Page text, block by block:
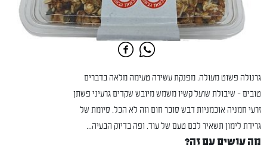
גרנולה פשוט מעולה. מפנקת עשירה טעימה מלאה בדברים
טובים - שיבולת שועל קשיו משמש מיובש שקדים גרעיני פשתן
זרעי חמניה אוכמניות דבש סוכר חום וזה לא הכל. סיומת של
גרידת לימון תשאיר לכם טעם של עוד. ופה בדיוק הבעיה...
מה עושים עם זה?